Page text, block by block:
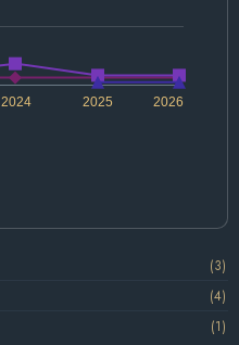
2024 2026
2025
(3)
(4)
(1)